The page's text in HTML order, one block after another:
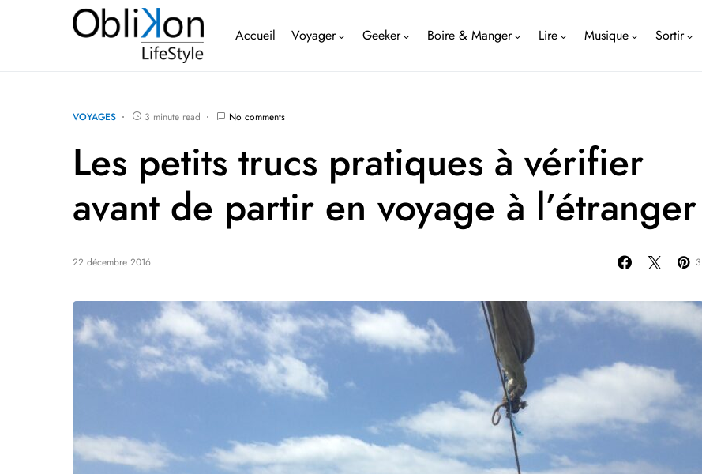
Accueil Voyager Geeker Boire & Manger Lire Musique Sortir
VOYAGES 3 minute read No comments
Les petits trucs pratiques à vérifier
avant de partir en voyage à l’étranger
22 décembre 2016 3